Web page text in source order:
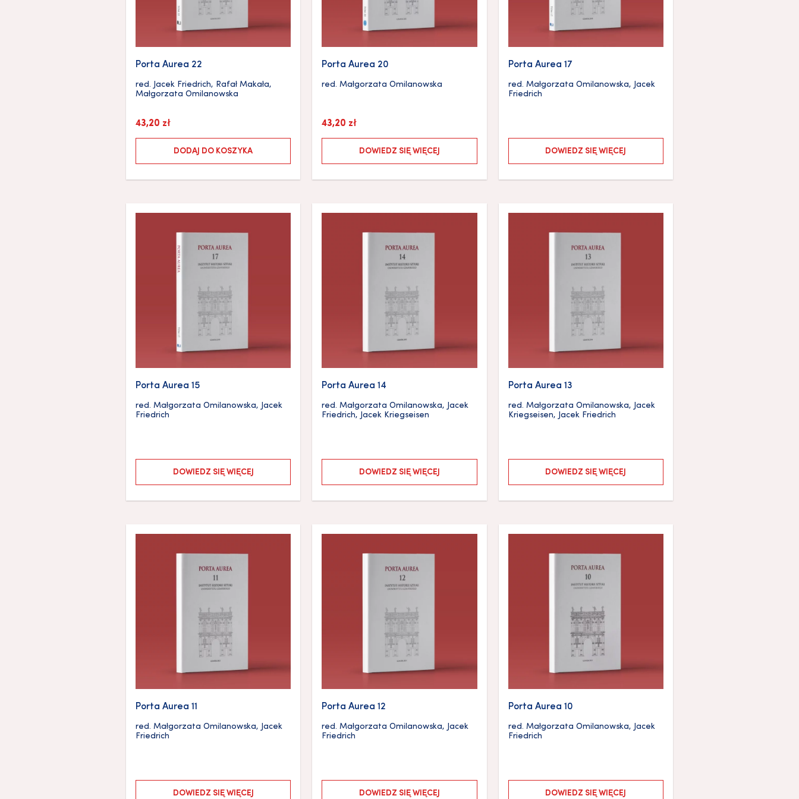
Porta Aurea 22
red. Jacek Friedrich, Rafał Makała,
Małgorzata Omilanowska
43,20 zł
DODAJ DO KOSZYKA
Porta Aurea 20
red. Małgorzata Omilanowska
43,20 zł
DOWIEDZ SIĘ WIĘCEJ
Porta Aurea 17
red. Małgorzata Omilanowska, Jacek
Friedrich
DOWIEDZ SIĘ WIĘCEJ
Porta Aurea 15
red. Małgorzata Omilanowska, Jacek
Friedrich
DOWIEDZ SIĘ WIĘCEJ
Porta Aurea 14
red. Małgorzata Omilanowska, Jacek
Friedrich, Jacek Kriegseisen
DOWIEDZ SIĘ WIĘCEJ
Porta Aurea 13
red. Małgorzata Omilanowska, Jacek
Kriegseisen, Jacek Friedrich
DOWIEDZ SIĘ WIĘCEJ
Porta Aurea 11
red. Małgorzata Omilanowska, Jacek
Friedrich
DOWIEDZ SIĘ WIĘCEJ
Porta Aurea 12
red. Małgorzata Omilanowska, Jacek
Friedrich
DOWIEDZ SIĘ WIĘCEJ
Porta Aurea 10
red. Małgorzata Omilanowska, Jacek
Friedrich
DOWIEDZ SIĘ WIĘCEJ